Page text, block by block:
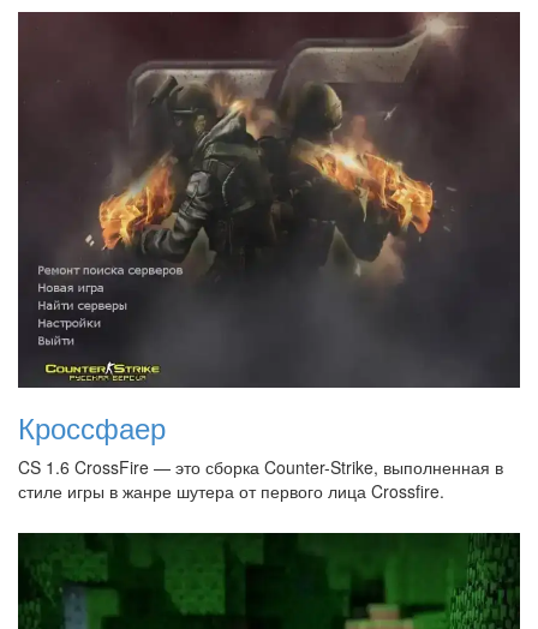
Кроссфаер
CS 1.6 CrossFire — это сборка Counter-Strike, выполненная в
стиле игры в жанре шутера от первого лица Crossfire.